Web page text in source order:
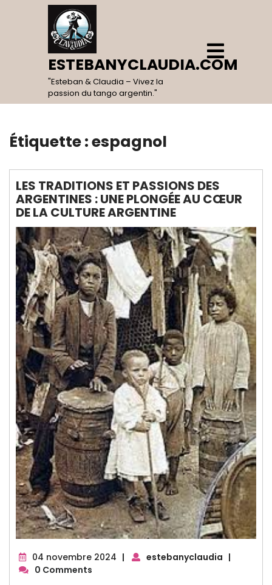
ESTEBANYCLAUDIA.COM
"Esteban & Claudia – Vivez la
passion du tango argentin."
Open
Menu
Étiquette :espagnol
LES TRADITIONS ET PASSIONS DES
ARGENTINES : UNE PLONGÉE AU CŒUR
DE LA CULTURE ARGENTINE
04 novembre 2024 04
| estebanyclaudia |
0 Comments